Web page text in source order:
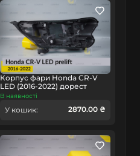
Корпус фари Honda CR-V
LED (2016-2022) дорест
правий
В наявності
У кошик: 2870.00 ₴